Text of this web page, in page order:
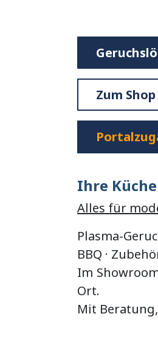
Zum
Ihre
Alles für
Plasma-
BBQ ·
Im
Ort.
Mit